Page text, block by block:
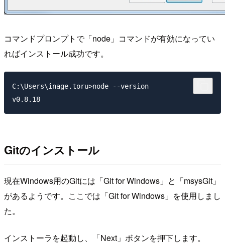
コマンドプロンプトで「node」コマンドが有効になってい
ればインストール成功です。
C:\Users\inage.toru>node --version
Gitのインストール
現在Windows用のGitには「Git for Windows」と「msysGit」
があるようです。ここでは「Git for Windows」を使用しまし
た。
インストーラを起動し、「Next」ボタンを押下します。